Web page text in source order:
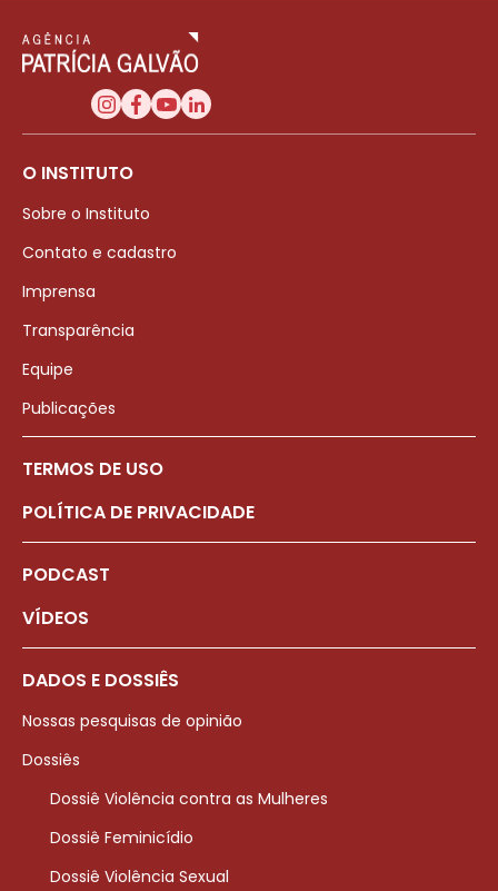
O INSTITUTO
Sobre o Instituto
Contato e cadastro
Imprensa
Transparência
Equipe
Publicações
TERMOS DE USO
POLÍTICA DE PRIVACIDADE
PODCAST
VÍDEOS
DADOS E DOSSIÊS
Nossas pesquisas de opinião
Dossiês
Dossiê Violência contra as Mulheres
Dossiê Feminicídio
Dossiê Violência Sexual